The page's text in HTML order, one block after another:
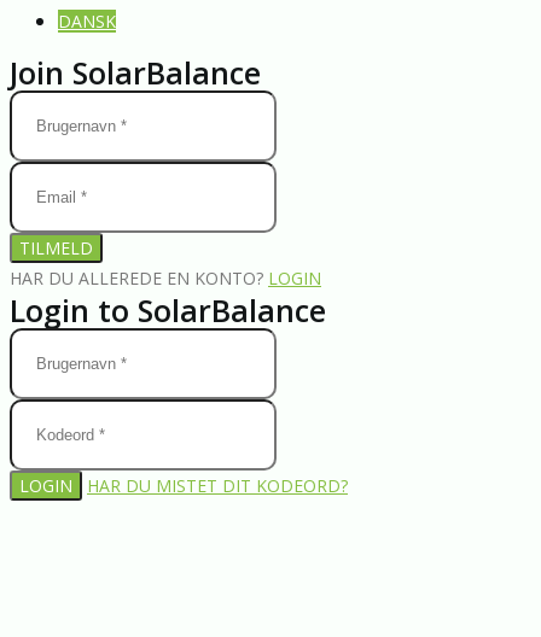
DANSK
Join SolarBalance
TILMELD
HAR DU ALLEREDE EN KONTO? LOGIN
Login to SolarBalance
LOGIN
HAR DU MISTET DIT KODEORD?